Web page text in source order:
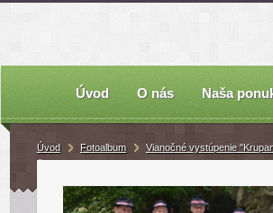
Úvod O nás Naša
Úvod Fotoalbum
Vianočné vystúpenie